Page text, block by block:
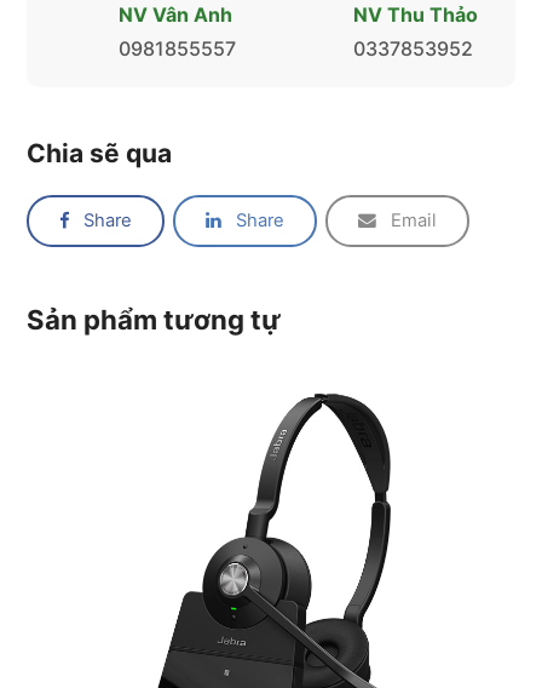
NV Vân Anh
0981855557
NV Thu Thảo
0337853952
Chia sẽ qua
Share Share Email
Sản phẩm tương tự